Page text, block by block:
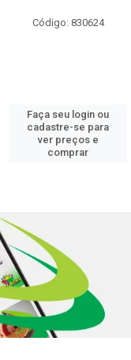
Código: 830624
Faça seu login ou
cadastre-se para
ver preços e
comprar